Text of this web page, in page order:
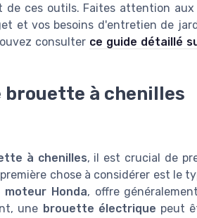
de ces outils. Faites attention aux
et vos besoins d'entretien de
consulter ce guide détaillé
brouette à chenilles
à chenilles, il est crucial de
chose à considérer est le
moteur Honda, offre
une brouette électrique peut